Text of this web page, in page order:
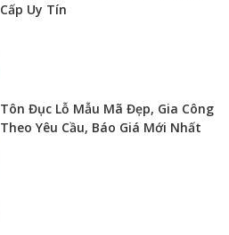
Cấp Uy Tín
Tôn Đục Lỗ Mẫu Mã Đẹp, Gia Công
Theo Yêu Cầu, Báo Giá Mới Nhất